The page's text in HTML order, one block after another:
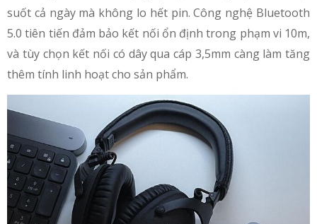
suốt cả ngày mà không lo hết pin. Công nghệ Bluetooth
5.0 tiên tiến đảm bảo kết nối ổn định trong phạm vi 10m,
và tùy chọn kết nối có dây qua cáp 3,5mm càng làm tăng
thêm tính linh hoạt cho sản phẩm.